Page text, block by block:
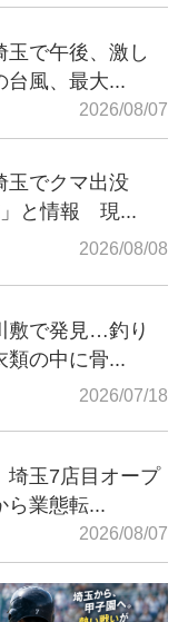
で午後、激し
風、最大...
2026/08/07
玉でクマ出没
と情報 現...
2026/08/08
敷で発見…釣り
類の中に骨...
2026/07/18
埼玉7店目オープ
業態転...
2026/08/07